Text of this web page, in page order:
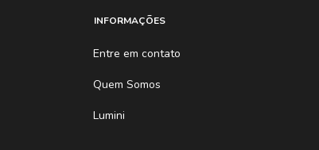
INFORMAÇÕES
Entre em contato
Quem Somos
Lumini